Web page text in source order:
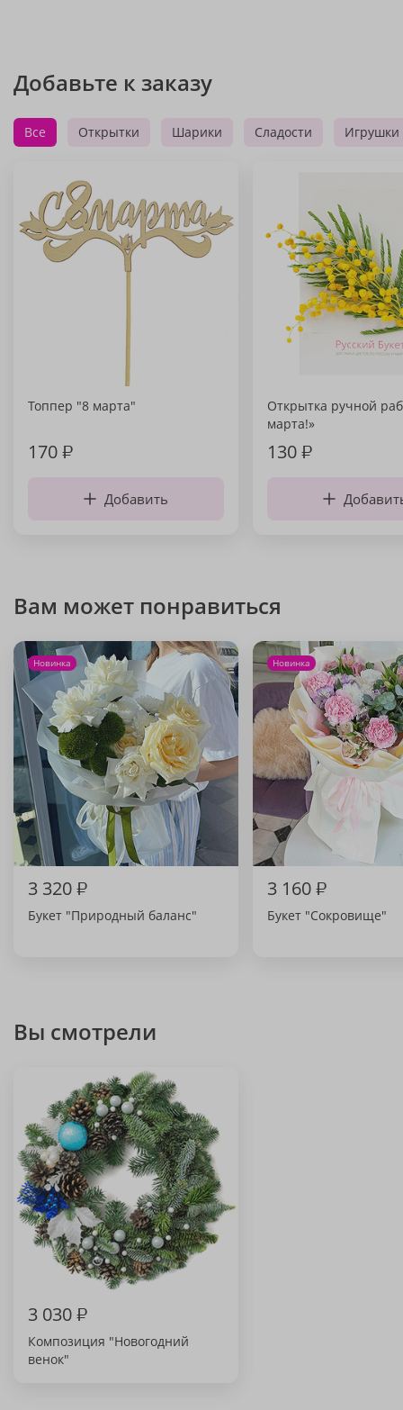
Добавьте к заказу
Все Открытки Шарики Сладости Игрушки
Топпер "8 марта"
170₽
Добавить
Открытка ручной
марта!»
130₽
Вам может понравиться
Новинка
3 320₽
Букет "Природный баланс"
Новинка
3 160₽
Букет "Сокровище"
Вы смотрели
3 030₽
Композиция "Новогодний
венок"